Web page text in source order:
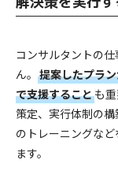
コンサルタントの
ん。 提案したプラ
で支援することも
策定、実行体制の
のトレーニングな
ます。